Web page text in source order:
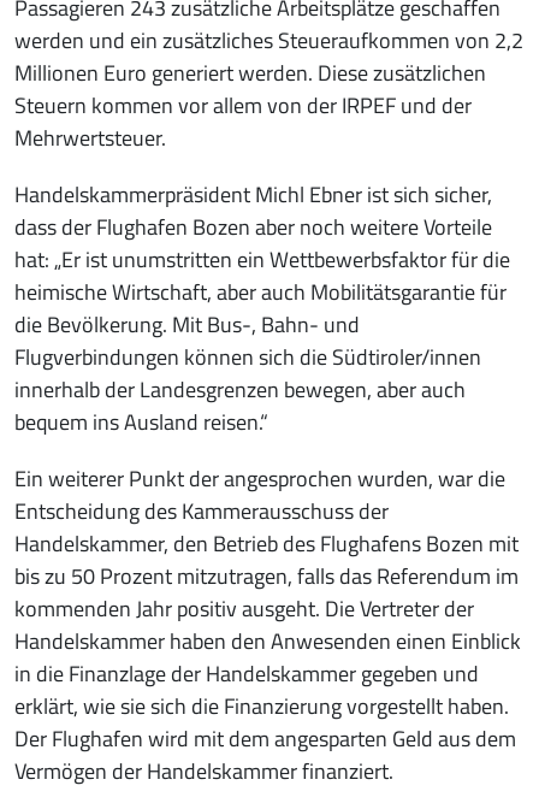
Passagieren 243 zusätzliche Arbeitsplätze geschaffen
werden und ein zusätzliches Steueraufkommen von 2,2
Millionen Euro generiert werden. Diese zusätzlichen
Steuern kommen vor allem von der IRPEF und der
Mehrwertsteuer.
Handelskammerpräsident Michl Ebner ist sich sicher,
dass der Flughafen Bozen aber noch weitere Vorteile
hat: „Er ist unumstritten ein Wettbewerbsfaktor für die
heimische Wirtschaft, aber auch Mobilitätsgarantie für
die Bevölkerung. Mit Bus-, Bahn- und
Flugverbindungen können sich die Südtiroler/innen
innerhalb der Landesgrenzen bewegen, aber auch
bequem ins Ausland reisen.“
Ein weiterer Punkt der angesprochen wurden, war die
Entscheidung des Kammerausschuss der
Handelskammer, den Betrieb des Flughafens Bozen mit
bis zu 50 Prozent mitzutragen, falls das Referendum im
kommenden Jahr positiv ausgeht. Die Vertreter der
Handelskammer haben den Anwesenden einen Einblick
in die Finanzlage der Handelskammer gegeben und
erklärt, wie sie sich die Finanzierung vorgestellt haben.
Der Flughafen wird mit dem angesparten Geld aus dem
Vermögen der Handelskammer finanziert.